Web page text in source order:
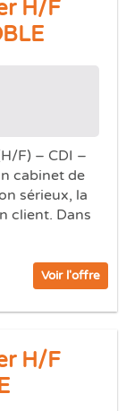
H/F
F) – CDI –
cabinet de
sérieux, la
client. Dans
Voir l'offre
H/F